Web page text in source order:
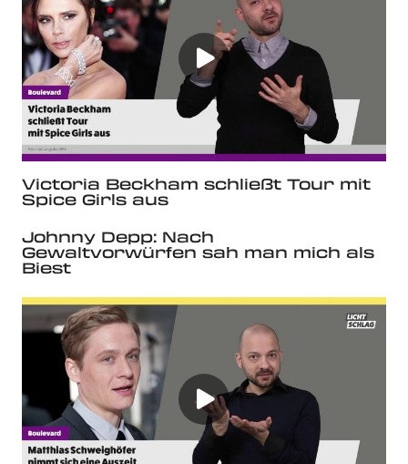
Victoria Beckham schließt Tour mit
Spice Girls aus
Johnny Depp: Nach
Gewaltvorwürfen sah man mich als
Biest